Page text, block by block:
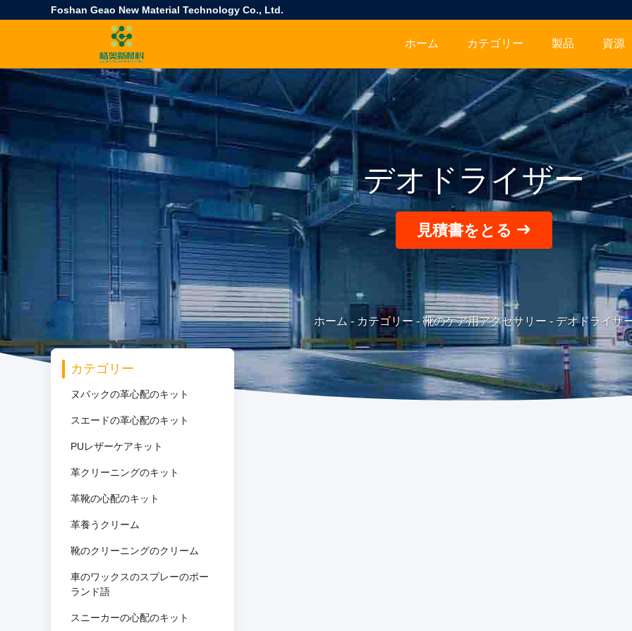
Foshan Geao New Material Technology Co., Ltd.
ホーム カテゴリー 製品 資源
デオドライザー
見積書をとる
ホーム - カテゴリー - 靴のケア用アクセサリー - デオドライザ
カテゴリー
ヌバックの革心配のキット
スエードの革心配のキット
PUレザーケアキット
革クリーニングのキット
革靴の心配のキット
革養うクリーム
靴のクリーニングのクリーム
車のワックスのスプレーのポー
ランド語
スニーカーの心配のキット